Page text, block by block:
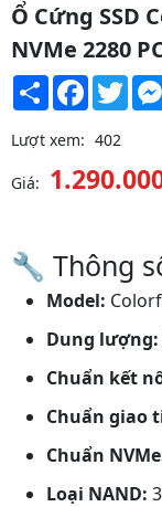
Ổ Cứng SSD
NVMe 2280
Share Facebook
Lượt xem: 402
Giá:
🔧 Thông
Model:
Dung lượng:
Chuẩn kết
Chuẩn giao
Chuẩn
Loại NAND: